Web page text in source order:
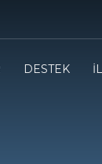
DESTEK